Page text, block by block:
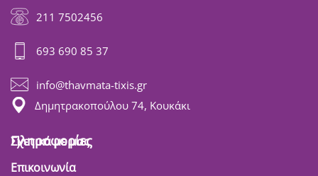
211 7502456
693 690 85 37
info@thavmata-tixis.gr
Δημητρακοπούλου 74, Κουκάκι
Πληροφορίες
Σχετικά με μας
Επικοινωνία